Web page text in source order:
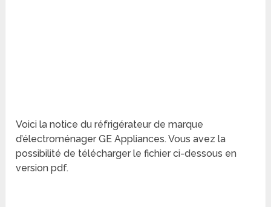
Voici la notice du réfrigérateur de marque
d’électroménager GE Appliances. Vous avez la
possibilité de télécharger le fichier ci-dessous en
version pdf.